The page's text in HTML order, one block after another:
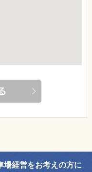
場経営をお考えの方に